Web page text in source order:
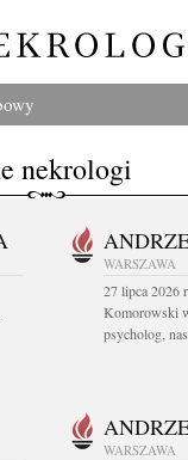
nekrologi
WARSZAWA
27 lipca 2026
Komorowski
psycholog,
WARSZAWA